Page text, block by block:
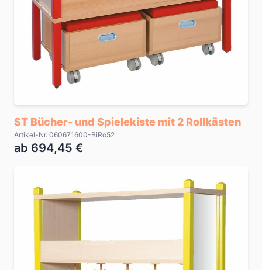
ST Bücher- und Spielekiste mit 2 Rollkästen
Artikel-Nr. 060671600-BiRo52
ab 694,45 €